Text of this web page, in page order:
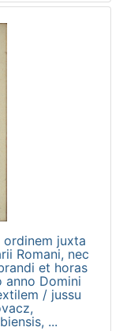
ordinem juxta
Romani, nec
et horas
anno Domini
/ jussu
...